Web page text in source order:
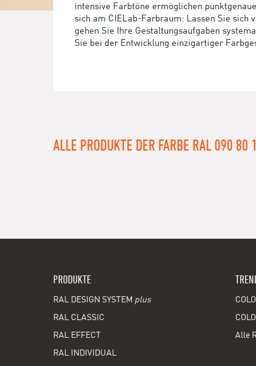
intensive Farbtöne ermöglichen
sich am CIELab-Farbraum: Lassen Sie sich
gehen Sie Ihre Gestaltungsaufgaben
Sie bei der Entwicklung einzigartiger
ALLE PRODUKTE DER FARBE RAL 090 80
PRODUKTE
RAL DESIGN SYSTEM plus
RAL CLASSIC
RAL EFFECT
RAL INDIVIDUAL
Alle